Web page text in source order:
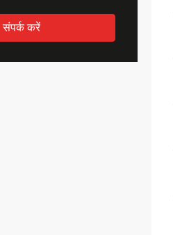
संपर्क करें